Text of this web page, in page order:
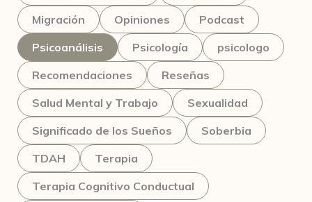
Migración
Opiniones
Podcast
Psicoanálisis
Psicología
psicologo
Recomendaciones
Reseñas
Salud Mental y Trabajo
Sexualidad
Significado de los Sueños
Soberbia
TDAH
Terapia
Terapia Cognitivo Conductual